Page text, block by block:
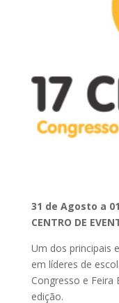
31 de Agosto a
CENTRO DE
Um dos principais
em líderes de
Congresso e Feira
edição.